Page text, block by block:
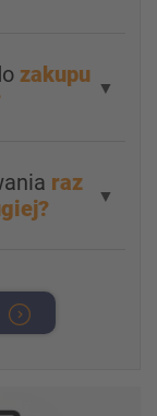
zakupu ▼
raz
▼